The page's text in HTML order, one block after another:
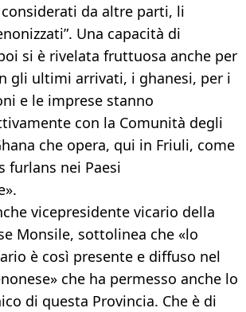
da altre parti, li
Una capacità di
si è rivelata fruttuosa anche per
gli ultimi arrivati, i ghanesi, per i
e le imprese stanno
con la Comunità degli
che opera, qui in Friuli, come
furlans nei Paesi
vicepresidente vicario della
Monsile, sottolinea che «lo
è così presente e diffuso nel
che ha permesso anche lo
di questa Provincia. Che è di